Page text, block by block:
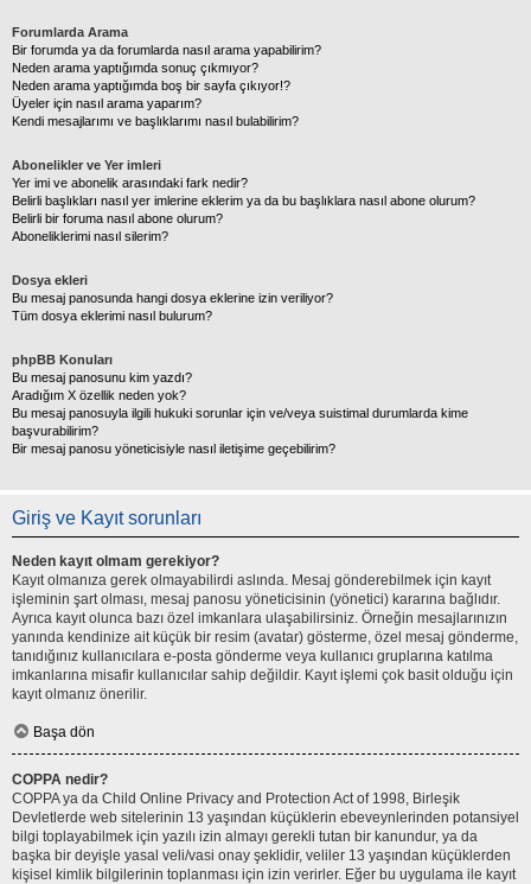
Forumlarda Arama
Bir forumda ya da forumlarda nasıl arama yapabilirim?
Neden arama yaptığımda sonuç çıkmıyor?
Neden arama yaptığımda boş bir sayfa çıkıyor!?
Üyeler için nasıl arama yaparım?
Kendi mesajlarımı ve başlıklarımı nasıl bulabilirim?
Abonelikler ve Yer imleri
Yer imi ve abonelik arasındaki fark nedir?
Belirli başlıkları nasıl yer imlerine eklerim ya da bu başlıklara nasıl abone olurum?
Belirli bir foruma nasıl abone olurum?
Aboneliklerimi nasıl silerim?
Dosya ekleri
Bu mesaj panosunda hangi dosya eklerine izin veriliyor?
Tüm dosya eklerimi nasıl bulurum?
phpBB Konuları
Bu mesaj panosunu kim yazdı?
Aradığım X özellik neden yok?
Bu mesaj panosuyla ilgili hukuki sorunlar için ve/veya suistimal durumlarda kime
başvurabilirim?
Bir mesaj panosu yöneticisiyle nasıl iletişime geçebilirim?
Giriş ve Kayıt sorunları
Neden kayıt olmam gerekiyor?
Kayıt olmanıza gerek olmayabilirdi aslında. Mesaj gönderebilmek için kayıt
işleminin şart olması, mesaj panosu yöneticisinin (yönetici) kararına bağlıdır.
Ayrıca kayıt olunca bazı özel imkanlara ulaşabilirsiniz. Örneğin mesajlarınızın
yanında kendinize ait küçük bir resim (avatar) gösterme, özel mesaj gönderme,
tanıdığınız kullanıcılara e-posta gönderme veya kullanıcı gruplarına katılma
imkanlarına misafir kullanıcılar sahip değildir. Kayıt işlemi çok basit olduğu için
kayıt olmanız önerilir.
Başa dön
COPPA nedir?
COPPA ya da Child Online Privacy and Protection Act of 1998, Birleşik
Devletlerde web sitelerinin 13 yaşından küçüklerin ebeveynlerinden potansiyel
bilgi toplayabilmek için yazılı izin almayı gerekli tutan bir kanundur, ya da
başka bir deyişle yasal veli/vasi onay şeklidir, veliler 13 yaşından küçüklerden
kişisel kimlik bilgilerinin toplanması için izin verirler. Eğer bu uygulama ile kayıt